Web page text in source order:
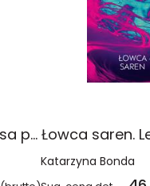
Religia Poznaję Jezusa podręcznik dla klasy 3 szkoły podstawowej Łowca saren.
Katarzyna Bonda